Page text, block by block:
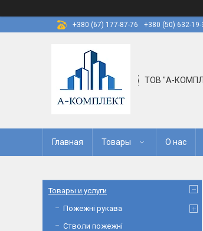
+380 (67) 177-87-76 +380 (50) 632-19-
ТОВ "А-
Главная Товары О нас
Товары и услуги
Пожежні рукава
Стволи пожежні